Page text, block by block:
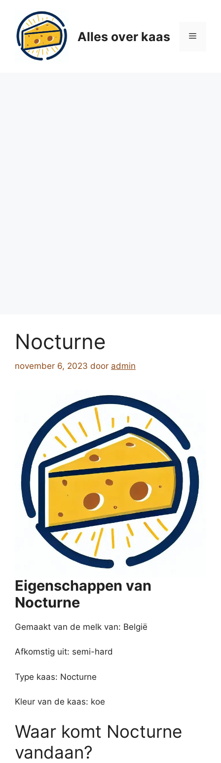
inhoud
Alles over kaas Menu
Nocturne
november 6, 2023 door admin
Eigenschappen van
Nocturne
Gemaakt van de melk van: België
Afkomstig uit: semi-hard
Type kaas: Nocturne
Kleur van de kaas: koe
Waar komt Nocturne
vandaan?